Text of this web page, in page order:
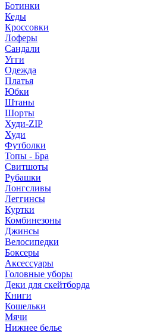
Ботинки
Кеды
Кроссовки
Лоферы
Сандали
Угги
Одежда
Платья
Юбки
Штаны
Шорты
Худи-ZIP
Худи
Футболки
Топы - Бра
Свитшоты
Рубашки
Лонгсливы
Леггинсы
Куртки
Комбинезоны
Джинсы
Велосипедки
Боксеры
Аксессуары
Головные уборы
Деки для скейтборда
Книги
Кошельки
Мячи
Нижнее белье